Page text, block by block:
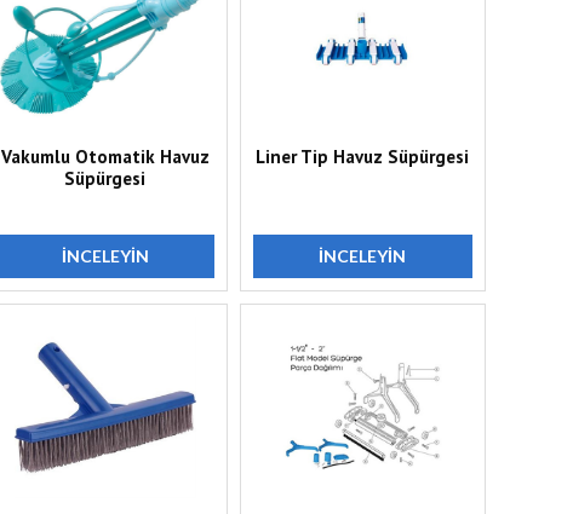
Vakumlu Otomatik Havuz
Süpürgesi
İNCELEYIN
Liner Tip Havuz Süpürgesi
İNCELEYIN